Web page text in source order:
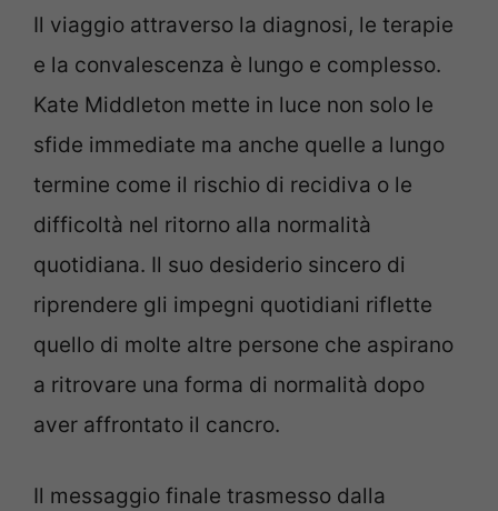
Il viaggio attraverso la diagnosi, le terapie
e la convalescenza è lungo e complesso.
Kate Middleton mette in luce non solo le
sfide immediate ma anche quelle a lungo
termine come il rischio di recidiva o le
difficoltà nel ritorno alla normalità
quotidiana. Il suo desiderio sincero di
riprendere gli impegni quotidiani riflette
quello di molte altre persone che aspirano
a ritrovare una forma di normalità dopo
aver affrontato il cancro.
Il messaggio finale trasmesso dalla